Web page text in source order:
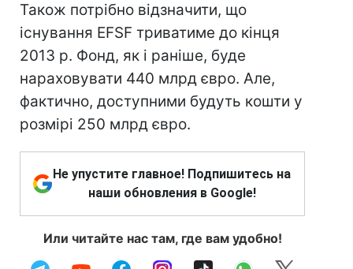
Також потрібно відзначити, що
існування EFSF триватиме до кінця
2013 р. Фонд, як і раніше, буде
нараховувати 440 млрд євро. Але,
фактично, доступними будуть кошти у
розмірі 250 млрд євро.
Не упустите главное! Подпишитесь на
наши обновления в Google!
Или читайте нас там, где вам удобно!